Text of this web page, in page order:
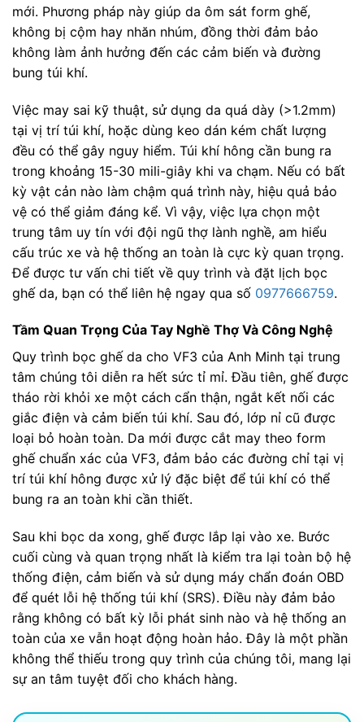
mới. Phương pháp này giúp da ôm sát form ghế,
không bị cộm hay nhăn nhúm, đồng thời đảm bảo
không làm ảnh hưởng đến các cảm biến và đường
bung túi khí.
Việc may sai kỹ thuật, sử dụng da quá dày (>1.2mm)
tại vị trí túi khí, hoặc dùng keo dán kém chất lượng
đều có thể gây nguy hiểm. Túi khí hông cần bung ra
trong khoảng 15-30 mili-giây khi va chạm. Nếu có bất
kỳ vật cản nào làm chậm quá trình này, hiệu quả bảo
vệ có thể giảm đáng kể. Vì vậy, việc lựa chọn một
trung tâm uy tín với đội ngũ thợ lành nghề, am hiểu
cấu trúc xe và hệ thống an toàn là cực kỳ quan trọng.
Để được tư vấn chi tiết về quy trình và đặt lịch bọc
ghế da, bạn có thể liên hệ ngay qua số 0977666759.
Tầm Quan Trọng Của Tay Nghề Thợ Và Công Nghệ
Quy trình bọc ghế da cho VF3 của Anh Minh tại trung
tâm chúng tôi diễn ra hết sức tỉ mỉ. Đầu tiên, ghế được
tháo rời khỏi xe một cách cẩn thận, ngắt kết nối các
giắc điện và cảm biến túi khí. Sau đó, lớp nỉ cũ được
loại bỏ hoàn toàn. Da mới được cắt may theo form
ghế chuẩn xác của VF3, đảm bảo các đường chỉ tại vị
trí túi khí hông được xử lý đặc biệt để túi khí có thể
bung ra an toàn khi cần thiết.
Sau khi bọc da xong, ghế được lắp lại vào xe. Bước
cuối cùng và quan trọng nhất là kiểm tra lại toàn bộ hệ
thống điện, cảm biến và sử dụng máy chẩn đoán OBD
để quét lỗi hệ thống túi khí (SRS). Điều này đảm bảo
rằng không có bất kỳ lỗi phát sinh nào và hệ thống an
toàn của xe vẫn hoạt động hoàn hảo. Đây là một phần
không thể thiếu trong quy trình của chúng tôi, mang lại
sự an tâm tuyệt đối cho khách hàng.